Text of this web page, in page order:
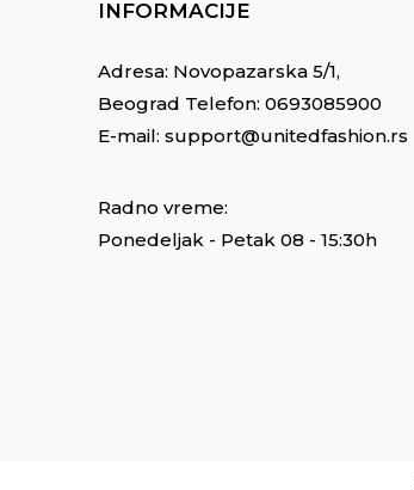
INFORMACIJE
Adresa: Novopazarska 5/1,
Beograd Telefon: 0693085900
E-mail: support@unitedfashion.rs
Radno vreme:
Ponedeljak - Petak 08 - 15:30h